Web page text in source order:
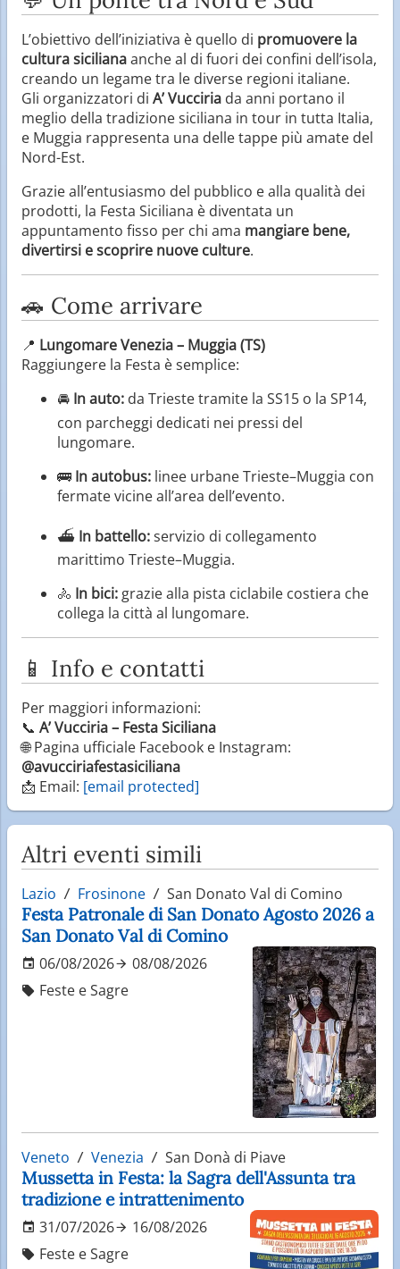
L’obiettivo dell’iniziativa è quello di promuovere la
cultura sicilianaanche al di fuori dei confini dell’isola,
creando un legame tra le diverse regioni italiane.
Gli organizzatori di A’ Vucciria da anni portano il
meglio della tradizione siciliana in tour in tutta Italia,
e Muggia rappresenta una delle tappe più amate del
Nord-Est.
Grazie all’entusiasmo del pubblico e alla qualità dei
prodotti, la Festa Siciliana è diventata un
appuntamento fisso per chi ama mangiare bene,
divertirsi e scoprire nuove culture.
🚗 Come arrivare
📍 Lungomare Venezia – Muggia (TS)
Raggiungere la Festa è semplice:
🚘 In auto: da Trieste tramite la SS15 o la SP14,
con parcheggi dedicati nei pressi del
lungomare.
🚌 In autobus: linee urbane Trieste–Muggia con
fermate vicine all’area dell’evento.
⛴️ In battello:servizio di collegamento
marittimo Trieste–Muggia.
🚴 In bici: grazie alla pista ciclabile costiera che
collega la città al lungomare.
📱 Info e contatti
Per maggiori informazioni:
📞 A’ Vucciria – Festa Siciliana
🌐 Pagina ufficiale Facebook e Instagram:
@avucciriafestasiciliana
📩 Email: [email protected]
Altri eventi simili
Lazio Frosinone San Donato Val di Comino
Festa Patronale di San Donato Agosto 2026 a
San Donato Val di Comino
06/08/2026
08/08/2026
Feste e Sagre
Veneto Venezia San Donà di Piave
Mussetta in Festa: la Sagra dell'Assunta tra
tradizione e intrattenimento
31/07/2026
16/08/2026
Feste e Sagre